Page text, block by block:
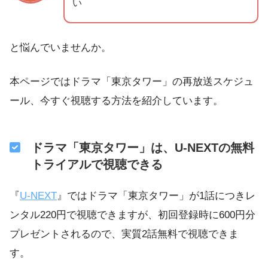
い
と悩んでいませんか。
本ページではドラマ「東京タワー」の再放送スケジュ
ール、今すぐ視聴する方法を紹介しています。
ドラマ「東京タワー」は、U-NEXTの無料
トライアルで視聴できる
『U-NEXT 』ではドラマ「東京タワー」が1話につきレ
ンタル220円で視聴できますが、初回登録時に600円分
プレゼントされるので、実質2話無料で視聴できま
す。